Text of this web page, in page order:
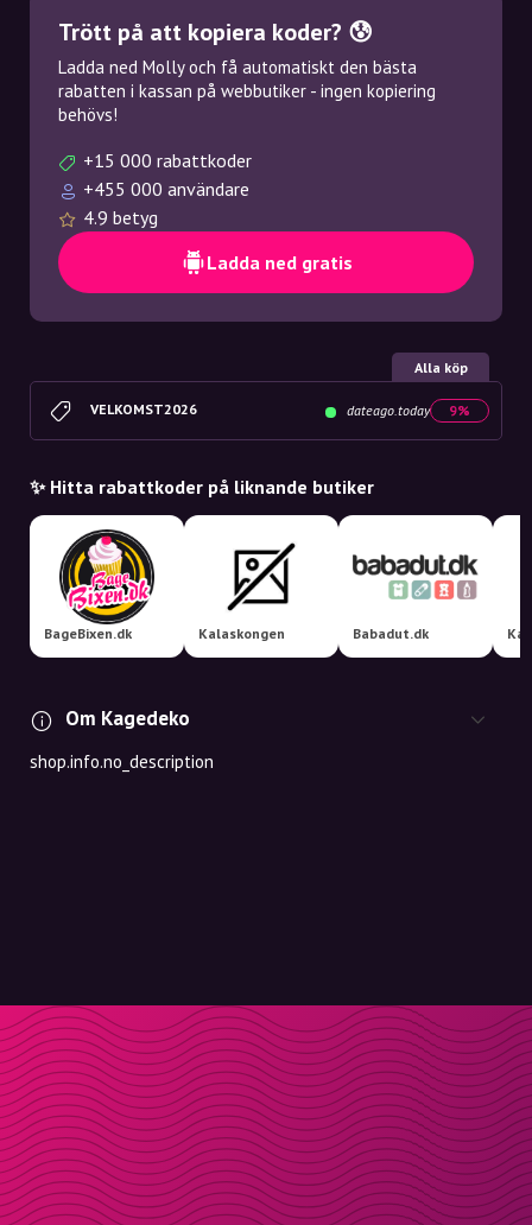
Trött på att kopiera koder? 😰
Ladda ned Molly och få automatiskt den bästa
rabatten i kassan på webbutiker - ingen kopiering
behövs!
+15 000 rabattkoder
+455 000 användare
4.9 betyg
Ladda ned gratis
Alla köp
VELKOMST2026 dateago.today 9%
✨ Hitta rabattkoder på liknande butiker
BageBixen.dk Kalaskongen Babadut.dk
Om Kagedeko
shop.info.no_description